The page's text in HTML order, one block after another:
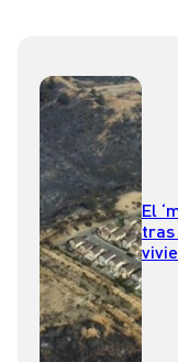
El
tras